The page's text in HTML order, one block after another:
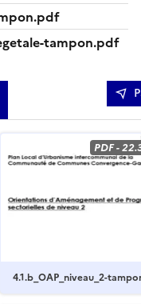
tampon.pdf
PDF-
4.1.b_OAP_niveau_2-